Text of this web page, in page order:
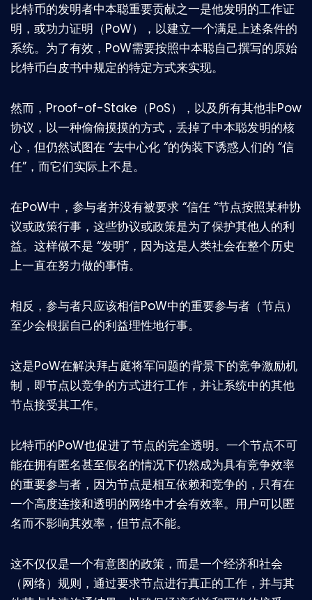
比特币的发明者中本聪重要贡献之一是他发明的工作证
明，或功力证明（PoW），以建立一个满足上述条件的
系统。为了有效，PoW需要按照中本聪自己撰写的原始
比特币白皮书中规定的特定方式来实现。
然而，Proof-of-Stake（PoS），以及所有其他非Pow
协议，以一种偷偷摸摸的方式，丢掉了中本聪发明的核
心，但仍然试图在 “去中心化 “的伪装下诱惑人们的 “信
任”，而它们实际上不是。
在PoW中，参与者并没有被要求 “信任 “节点按照某种协
议或政策行事，这些协议或政策是为了保护其他人的利
益。这样做不是 “发明”，因为这是人类社会在整个历史
上一直在努力做的事情。
相反，参与者只应该相信PoW中的重要参与者（节点）
至少会根据自己的利益理性地行事。
这是PoW在解决拜占庭将军问题的背景下的竞争激励机
制，即节点以竞争的方式进行工作，并让系统中的其他
节点接受其工作。
比特币的PoW也促进了节点的完全透明。一个节点不可
能在拥有匿名甚至假名的情况下仍然成为具有竞争效率
的重要参与者，因为节点是相互依赖和竞争的，只有在
一个高度连接和透明的网络中才会有效率。用户可以匿
名而不影响其效率，但节点不能。
这不仅仅是一个有意图的政策，而是一个经济和社会
（网络）规则，通过要求节点进行真正的工作，并与其